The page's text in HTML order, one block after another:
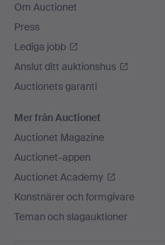
Om Auctionet
Press
Lediga jobb
Anslut ditt auktionshus
Auctionets garanti
Mer från Auctionet
Auctionet Magazine
Auctionet-appen
Auctionet Academy
Konstnärer och formgivare
Teman och slagauktioner